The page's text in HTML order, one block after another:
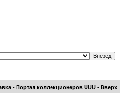
- Портал коллекционеров UUU - Вверх